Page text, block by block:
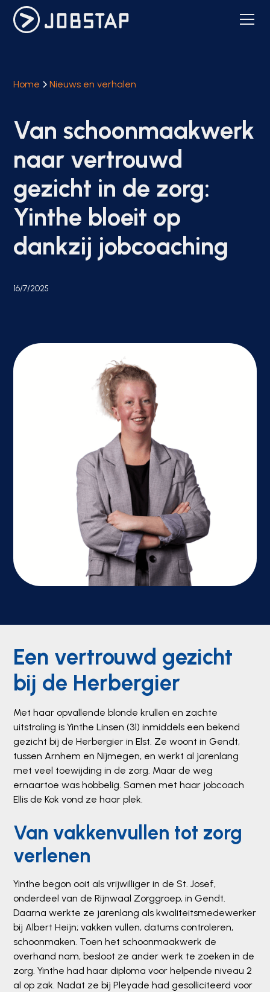
Home Nieuws en verhalen
Van schoonmaakwerk
naar vertrouwd
gezicht in de zorg:
Yinthe bloeit op
dankzij jobcoaching
16/7/2025
Een vertrouwd gezicht
bij de Herbergier
Met haar opvallende blonde krullen en zachte
uitstraling is Yinthe Linsen (31) inmiddels een bekend
gezicht bij de Herbergier in Elst. Ze woont in Gendt,
tussen Arnhem en Nijmegen, en werkt al jarenlang
met veel toewijding in de zorg. Maar de weg
ernaartoe was hobbelig. Samen met haar jobcoach
Ellis de Kok vond ze haar plek.
Van vakkenvullen tot zorg
verlenen
Yinthe begon ooit als vrijwilliger in de St. Josef,
onderdeel van de Rijnwaal Zorggroep, in Gendt.
Daarna werkte ze jarenlang als kwaliteitsmedewerker
bij Albert Heijn; vakken vullen, datums controleren,
schoonmaken. Toen het schoonmaakwerk de
overhand nam, besloot ze ander werk te zoeken in de
zorg. Yinthe had haar diploma voor helpende niveau 2
al op zak. Nadat ze bij Pleyade had gesolliciteerd voor